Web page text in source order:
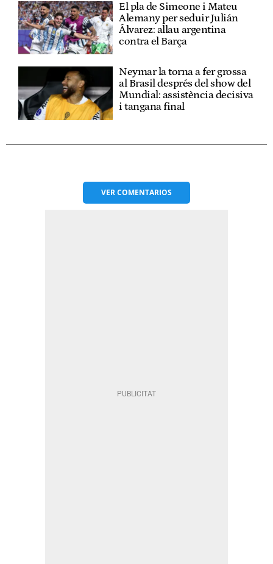
El pla de Simeone i Mateu
Alemany per seduir Julián
Álvarez: allau argentina
contra el Barça
Neymar la torna a fer grossa
al Brasil després del show del
Mundial: assistència decisiva
i tangana final
VERCOMENTARIOS